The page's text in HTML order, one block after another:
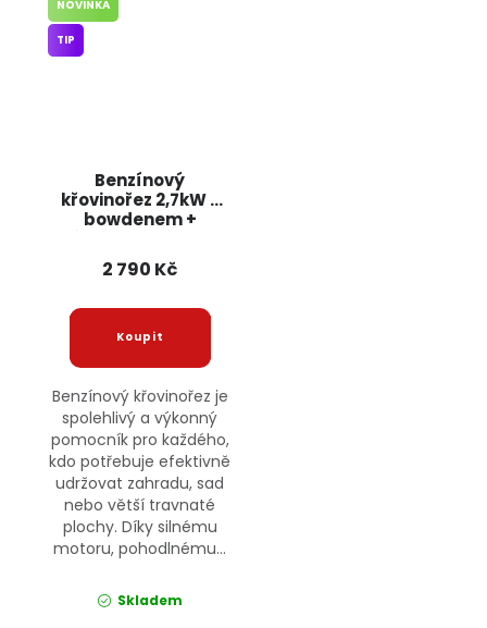
Benzínový
křovinořez 2,7kW s
bowdenem +
BULLTECH
NOVINKA
TIP
2 790 Kč
Benzínový křovinořez je
spolehlivý a výkonný
pomocník pro každého,
kdo potřebuje efektivně
udržovat zahradu, sad
nebo větší travnaté
plochy. Díky silnému
motoru, pohodlnému...
Skladem